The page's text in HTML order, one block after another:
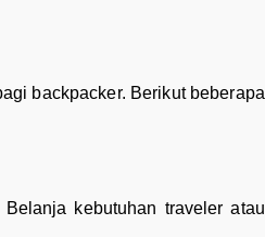
backpacker. Berikut beberapa
kebutuhan traveler atau